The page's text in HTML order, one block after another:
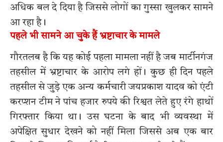
अधिक बल दे दिया है जिससे लोगों का गुस्सा खुलकर सामने
आ रहा है।
पहले भी सामने आ चुके हैं भ्रष्टाचार के मामले
गौरतलब है कि यह कोई पहला मामला नहीं है जब मार्टीनगंज
तहसील में भ्रष्टाचार के आरोप लगे हों। कुछ ही दिन पहले
तहसील से जुड़े एक अन्य कर्मचारी जयप्रकाश यादव को एंटी
करप्शन टीम ने पांच हजार रुपये की रिश्वत लेते हुए रंगे हाथों
गिरफ्तार किया था। उस घटना के बाद भी व्यवस्था में
अपेक्षित सुधार देखने को नहीं मिला जिससे अब एक बार